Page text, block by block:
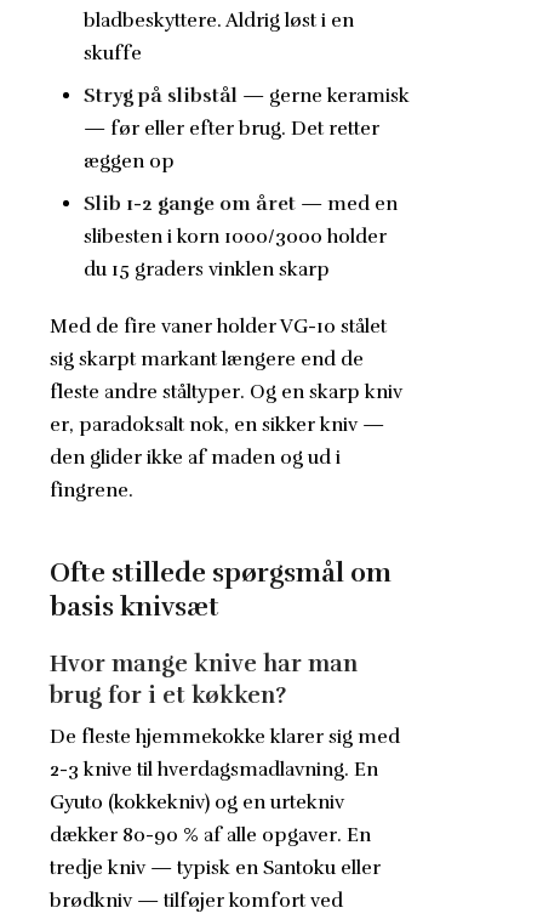
bladbeskyttere. Aldrig løst i en
skuffe
Stryg på slibstål — gerne keramisk
— før eller efter brug. Det retter
æggen op
Slib 1-2 gange om året — med en
slibesten i korn 1000/3000 holder
du 15 graders vinklen skarp
Med de fire vaner holder VG-10 stålet
sig skarpt markant længere end de
fleste andre ståltyper. Og en skarp kniv
er, paradoksalt nok, en sikker kniv —
den glider ikke af maden og ud i
fingrene.
Ofte stillede spørgsmål om
basis knivsæt
Hvor mange knive har man
brug for i et køkken?
De fleste hjemmekokke klarer sig med
2-3 knive til hverdagsmadlavning. En
Gyuto (kokkekniv) og en urtekniv
dækker 80-90 % af alle opgaver. En
tredje kniv — typisk en Santoku eller
brødkniv — tilføjer komfort ved